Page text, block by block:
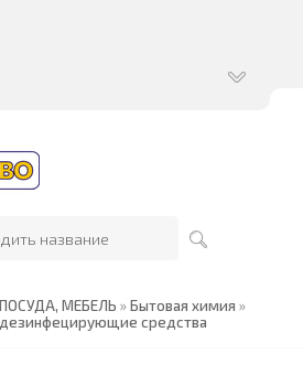
МЕБЕЛЬ »Бытовая химия »
средства